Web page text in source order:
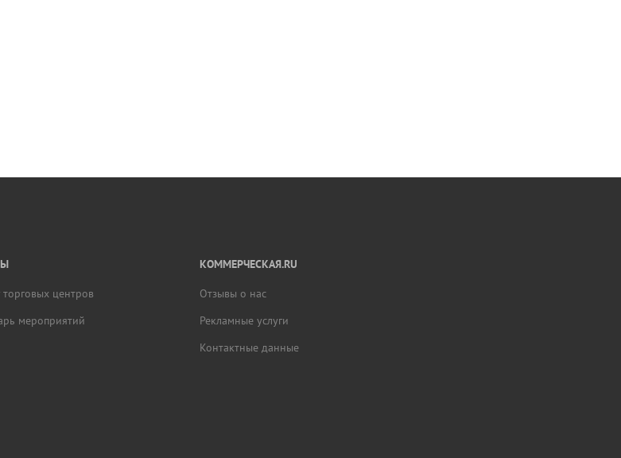
торговых центров
мероприятий
КОММЕРЧЕСКАЯ.RU
Отзывы о нас
Рекламные услуги
Контактные данные